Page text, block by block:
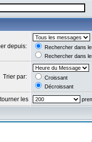
depuis:
Rechercher dans
Rechercher dans
Trier par:
Croissant
Décroissant
les